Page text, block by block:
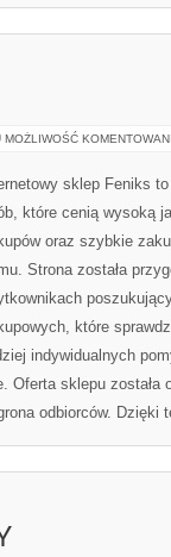
MOŻLIWOŚĆ
sklep Feniks
które cenią wysoką
oraz szybkie
Strona została
które
indywidualnych
Oferta sklepu została
odbiorców. Dzięki